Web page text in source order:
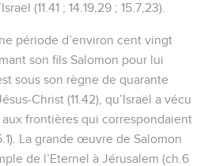
(11.41 ; 14.19,29 ; 15.7,23).
période d’environ cent vingt
son fils Salomon pour lui
sous son règne de quarante
Christ (11.42), qu’Israël a vécu
frontières qui correspondaient
La grande œuvre de Salomon
de l’Eternel à Jérusalem (ch.6